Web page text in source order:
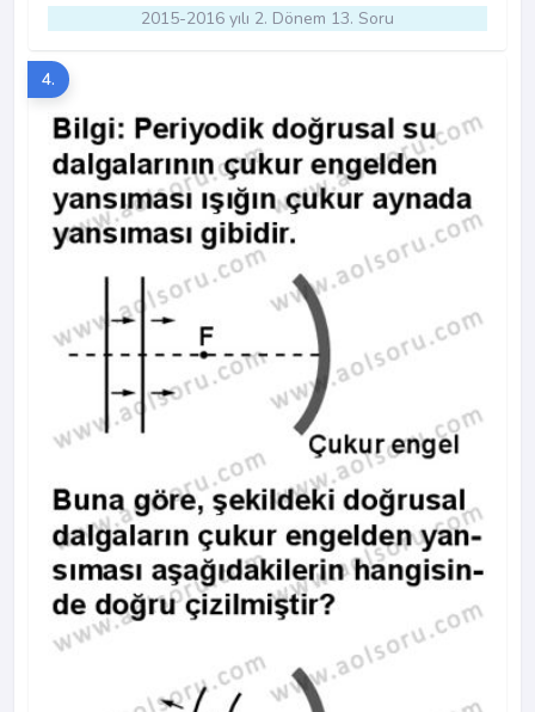
2015-2016 yılı 2. Dönem 13. Soru
4.